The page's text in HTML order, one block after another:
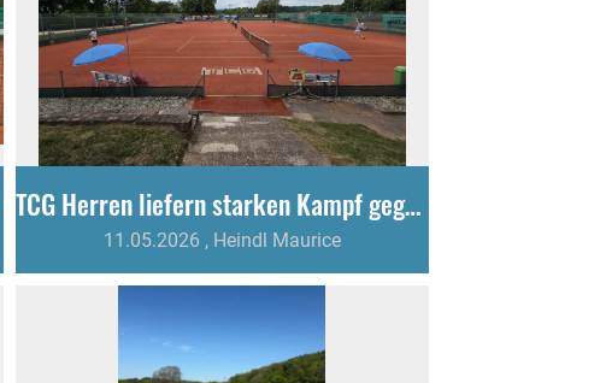
TCG Herren liefern starken Kampf gegen favorisierte Gäste
11.05.2026 , Heindl Maurice